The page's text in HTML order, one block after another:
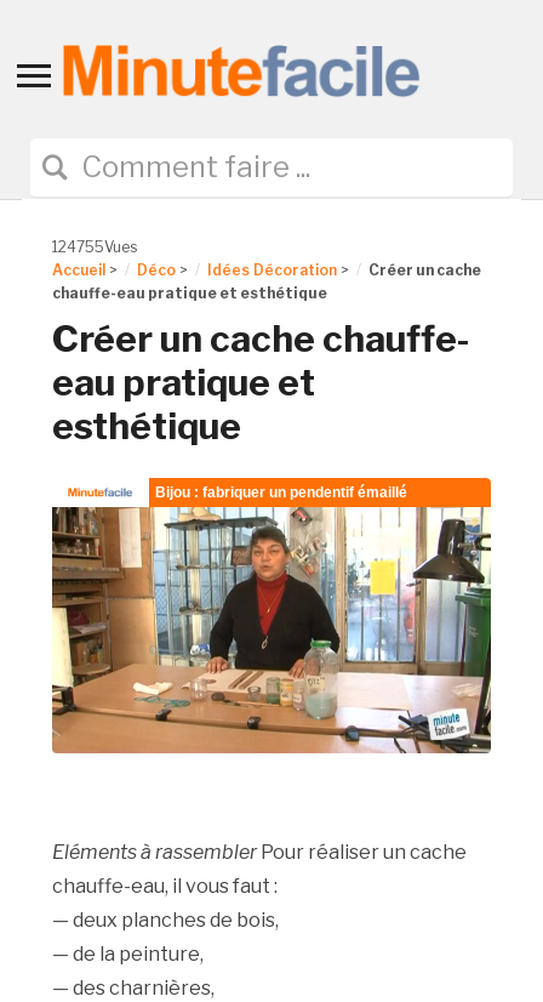
Toggle
navigation
124755Vues
Accueil > Déco > Idées Décoration >
Créer un cache
chauffe-eau pratique et esthétique
Créer un cache chauffe-
eau pratique et
esthétique
Eléments à rassemblerPour réaliser un cache
chauffe-eau, il vous faut :
— deux planches de bois,
— de la peinture,
— des charnières,